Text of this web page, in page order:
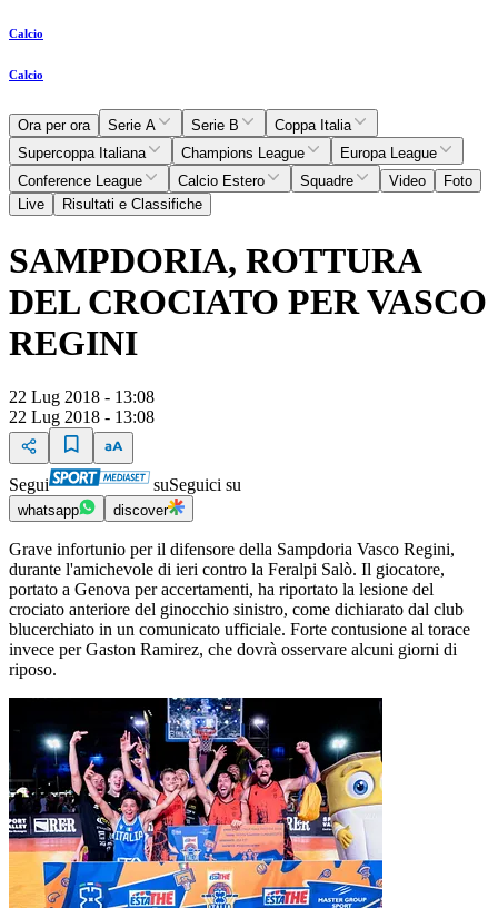
Calcio
Calcio
Ora per ora Serie A Serie B
Coppa Italia
Supercoppa Italiana
Champions League
Europa League
Conference League
Calcio Estero Squadre Video
Foto
Live
Risultati e Classifiche
SAMPDORIA, ROTTURA
DEL CROCIATO PER VASCO
REGINI
22 Lug 2018 - 13:08
22 Lug 2018 - 13:08
Segui suSeguici su
whatsapp discover
Grave infortunio per il difensore della Sampdoria Vasco Regini,
durante l'amichevole di ieri contro la Feralpi Salò. Il giocatore,
portato a Genova per accertamenti, ha riportato la lesione del
crociato anteriore del ginocchio sinistro, come dichiarato dal club
blucerchiato in un comunicato ufficiale. Forte contusione al torace
invece per Gaston Ramirez, che dovrà osservare alcuni giorni di
riposo.